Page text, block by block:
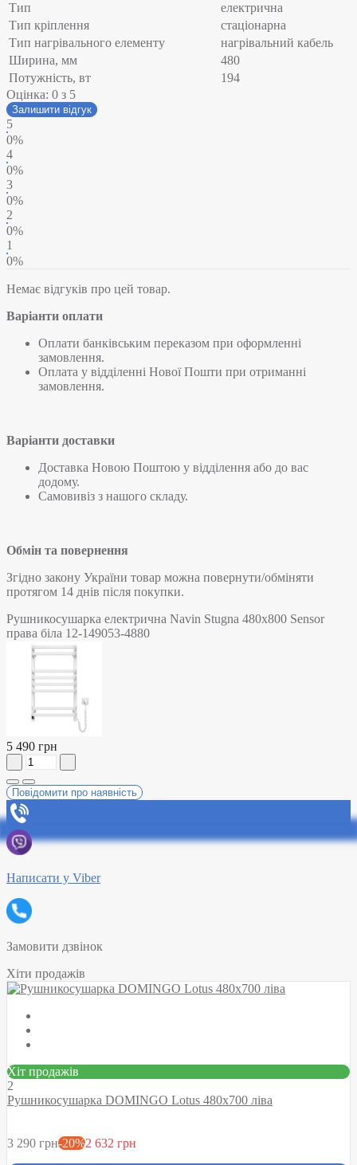
Тип
електрична
Тип кріплення
стаціонарна
Тип нагрівального елементу
нагрівальний кабель
Ширина, мм
480
Потужність, вт
194
Оцінка: 0 з 5
Залишити відгук
5
0%
4
0%
3
0%
2
0%
1
0%
Немає відгуків про цей товар.
Варіанти оплати
Оплати банківським переказом при оформленні
замовлення.
Оплата у відділенні Нової Пошти при отриманні
замовлення.
Варіанти доставки
Доставка Новою Поштою у відділення або до вас
додому.
Самовивіз з нашого складу.
Обмін та повернення
Згідно закону України товар можна повернути/обміняти
протягом 14 днів після покупки.
Рушникосушарка електрична Navin Stugna 480х800 Sensor
права біла 12-149053-4880
5 490 грн
Повідомити про наявність
Написати у Viber
Замовити дзвінок
Хіти продажів
Хіт продажів
2
Рушникосушарка DOMINGO Lotus 480х700 ліва
3 290 грн-20%2 632 грн